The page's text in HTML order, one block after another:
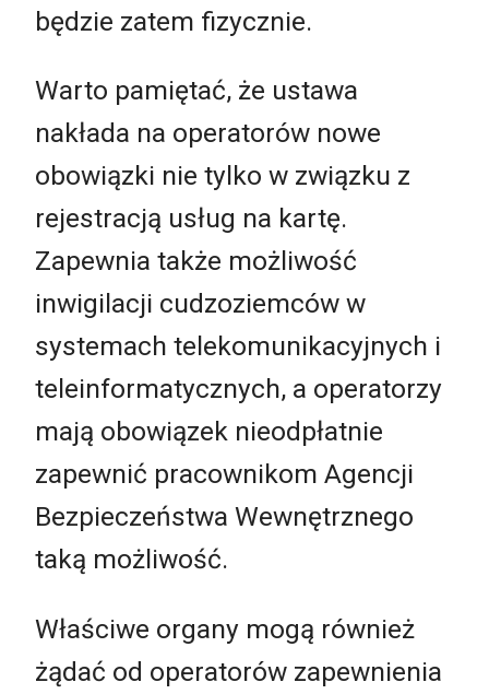
będzie zatem fizycznie.
Warto pamiętać, że ustawa
nakłada na operatorów nowe
obowiązki nie tylko w związku z
rejestracją usług na kartę.
Zapewnia także możliwość
inwigilacji cudzoziemców w
systemach telekomunikacyjnych i
teleinformatycznych, a operatorzy
mają obowiązek nieodpłatnie
zapewnić pracownikom Agencji
Bezpieczeństwa Wewnętrznego
taką możliwość.
Właściwe organy mogą również
żądać od operatorów zapewnienia